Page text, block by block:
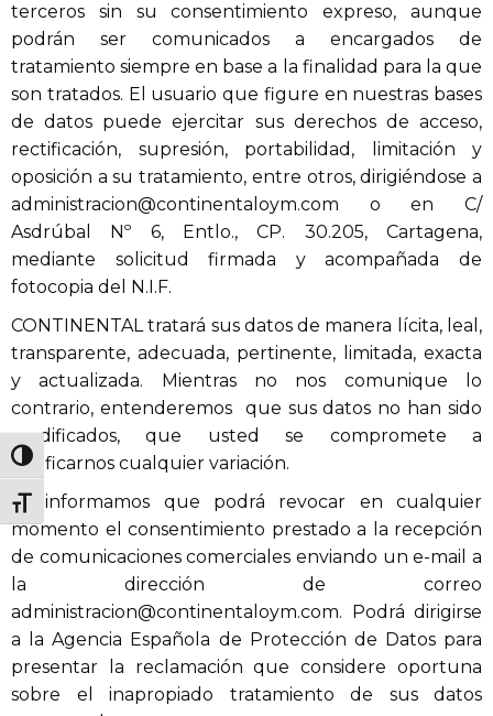
Alternar alto contraste
Alternar tamaño de letra
terceros sin su consentimiento expreso, aunque
podrán ser comunicados a encargados de
tratamiento siempre en base a la finalidad para la que
son tratados. El usuario que figure en nuestras bases
de datos puede ejercitar sus derechos de acceso,
rectificación, supresión, portabilidad, limitación y
oposición a su tratamiento, entre otros, dirigiéndose a
administracion@continentaloym.com o en C/
Asdrúbal Nº 6, Entlo., CP. 30.205, Cartagena,
mediante solicitud firmada y acompañada de
fotocopia del N.I.F.
CONTINENTAL tratará sus datos de manera lícita, leal,
transparente, adecuada, pertinente, limitada, exacta
y actualizada. Mientras no nos comunique lo
contrario, entenderemos que sus datos no han sido
modificados, que usted se compromete a
notificarnos cualquier variación.
Le informamos que podrá revocar en cualquier
momento el consentimiento prestado a la recepción
de comunicaciones comerciales enviando un e-mail a
la dirección de correo
administracion@continentaloym.com. Podrá dirigirse
a la Agencia Española de Protección de Datos para
presentar la reclamación que considere oportuna
sobre el inapropiado tratamiento de sus datos